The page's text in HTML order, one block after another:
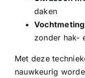
daken
zonder hak-
Met deze
nauwkeurig